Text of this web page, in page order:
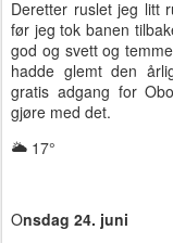
Deretter ruslet jeg litt
før jeg tok banen
god og svett og
hadde glemt den
gratis adgang for
gjøre med det.
🌥 17°
Onsdag 24. juni